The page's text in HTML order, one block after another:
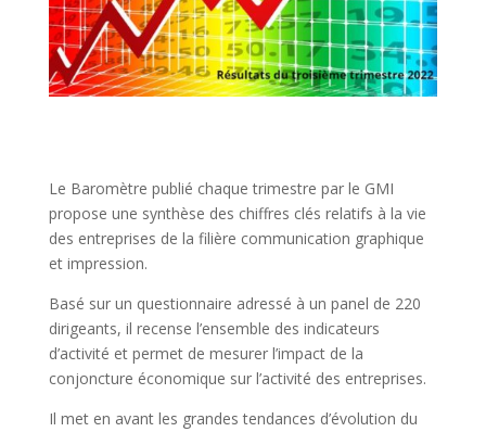
Le Baromètre publié chaque trimestre par le GMI
propose une synthèse des chiffres clés relatifs à la vie
des entreprises de la filière communication graphique
et impression.
Basé sur un questionnaire adressé à un panel de 220
dirigeants, il recense l’ensemble des indicateurs
d’activité et permet de mesurer l’impact de la
conjoncture économique sur l’activité des entreprises.
Il met en avant les grandes tendances d’évolution du